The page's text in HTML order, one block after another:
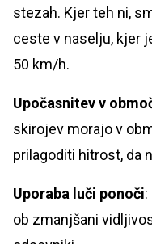
stezah. Kjer teh ni,
ceste v naselju, kjer
50 km/h.
Upočasnitev v
skirojev morajo v
prilagoditi hitrost, da
Uporaba luči ponoči
ob zmanjšani